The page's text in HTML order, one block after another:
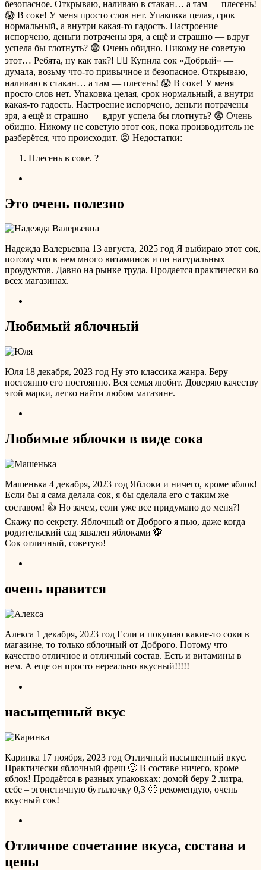
безопасное. Открываю, наливаю в стакан… а там — плесень!
😱 В соке! У меня просто слов нет. Упаковка целая, срок
нормальный, а внутри какая‑то гадость. Настроение
испорчено, деньги потрачены зря, а ещё и страшно — вдруг
успела бы глотнуть? 😨 Очень обидно. Никому не советую
этот… Ребята, ну как так?! 🤦‍♀️ Купила сок «Добрый» —
думала, возьму что‑то привычное и безопасное. Открываю,
наливаю в стакан… а там — плесень! 😱 В соке! У меня
просто слов нет. Упаковка целая, срок нормальный, а внутри
какая‑то гадость. Настроение испорчено, деньги потрачены
зря, а ещё и страшно — вдруг успела бы глотнуть? 😨 Очень
обидно. Никому не советую этот сок, пока производитель не
разберётся, что происходит. 😡 Недостатки:
Плесень в соке. ?
Это очень полезно
Надежда Валерьевна 13 августа, 2025 год Я выбираю этот сок,
потому что в нем много витаминов и он натуральных
проудуктов. Давно на рынке труда. Продается практически во
всех магазинах.
Любимый яблочный
Юля 18 декабря, 2023 год Ну это классика жанра. Беру
постоянно его постоянно. Вся семья любит. Доверяю качеству
этой марки, легко найти любом магазине.
Любимые яблочки в виде сока
Машенька 4 декабря, 2023 год Яблоки и ничего, кроме яблок!
Если бы я сама делала сок, я бы сделала его с таким же
составом! 👍 Но зачем, если уже все придумано до меня?!
Скажу по секрету. Яблочный от Доброго я пью, даже когда
родительский сад завален яблоками 🙈
Сок отличный, советую!
очень нравится
Алекса 1 декабря, 2023 год Если и покупаю какие-то соки в
магазине, то только яблочный от Доброго. Потому что
качество отличное и отличный состав. Есть и витамины в
нем. А еще он просто нереально вкусный!!!!!
насыщенный вкус
Каринка 17 ноября, 2023 год Отличный насыщенный вкус.
Практически яблочный фреш 🙂 В составе ничего, кроме
яблок! Продаётся в разных упаковках: домой беру 2 литра,
себе – эгоистичную бутылочку 0,3 🙂 рекомендую, очень
вкусный сок!
Отличное сочетание вкуса, состава и
цены